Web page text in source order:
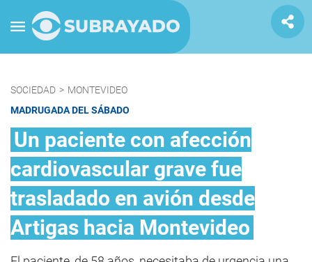
SOCIEDAD > MONTEVIDEO
MADRUGADA DEL SÁBADO
Un paciente con afección
cardiovascular grave fue
trasladado en avión desde
Artigas hacia Montevideo